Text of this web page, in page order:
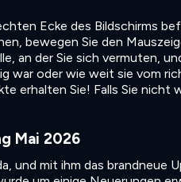
Ecke des Bildschirms
bewegen Sie den
an der Sie sich vermuten,
war oder wie weit sie vom
erhalten Sie! Falls Sie nicht
Mai 2026
und mit ihm das brandneue